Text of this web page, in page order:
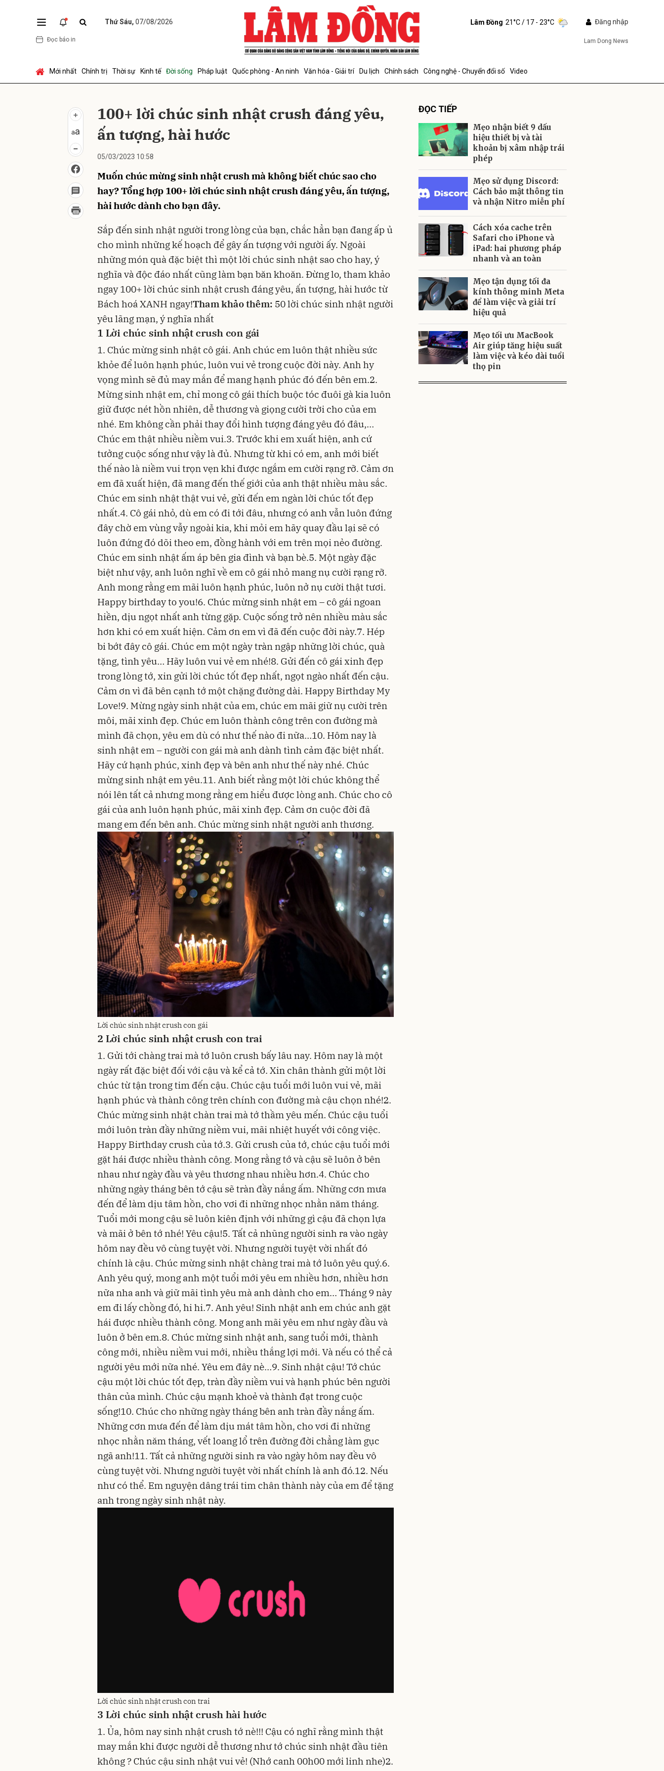
Thứ Sáu, 07/08/2026
Đọc báo in
Lâm Đồng 21°C/ 17 - 23°C Đăng nhập
Lam Dong News
Mới nhất Chính trị Thời sự Kinh tế Đời sống Pháp luật Quốc phòng - An ninh Văn hóa - Giải trí Du lịch Chính sách Công nghệ - Chuyển đổi số Video
100+ lời chúc sinh nhật crush đáng yêu,
ấn tượng, hài hước
05/03/2023 10:58
Muốn chúc mừng sinh nhật crush mà không biết chúc sao cho
hay? Tổng hợp 100+ lời chúc sinh nhật crush đáng yêu, ấn tượng,
hài hước dành cho bạn đây.
Sắp đến sinh nhật người trong lòng của bạn, chắc hẳn bạn đang ấp ủ
cho mình những kế hoạch để gây ấn tượng với người ấy. Ngoài
những món quà đặc biệt thì một lời chúc sinh nhật sao cho hay, ý
nghĩa và độc đáo nhất cũng làm bạn băn khoăn. Đừng lo, tham khảo
ngay 100+ lời chúc sinh nhật crush đáng yêu, ấn tượng, hài hước từ
Bách hoá XANH ngay!Tham khảo thêm: 50lời chúc sinh nhật người
yêu lãng mạn, ý nghĩa nhất
1 Lời chúc sinh nhật crush con gái
1. Chúc mừng sinh nhật cô gái. Anh chúc em luôn thật nhiều sức
khỏe để luôn hạnh phúc, luôn vui vẻ trong cuộc đời này. Anh hy
vọng mình sẽ đủ may mắn để mang hạnh phúc đó đến bên em.2.
Mừng sinh nhật em, chỉ mong cô gái thích buộc tóc đuôi gà kia luôn
giữ được nét hồn nhiên, dễ thương và giọng cười trời cho của em
nhé. Em không cần phải thay đổi hình tượng đáng yêu đó đâu,…
Chúc em thật nhiều niềm vui.3. Trước khi em xuất hiện, anh cứ
tưởng cuộc sống như vậy là đủ. Nhưng từ khi có em, anh mới biết
thế nào là niềm vui trọn vẹn khi được ngắm em cười rạng rỡ. Cảm ơn
em đã xuất hiện, đã mang đến thế giới của anh thật nhiều màu sắc.
Chúc em sinh nhật thật vui vẻ, gửi đến em ngàn lời chúc tốt đẹp
nhất.4. Cô gái nhỏ, dù em có đi tới đâu, nhưng có anh vẫn luôn đứng
đây chờ em vùng vẫy ngoài kia, khi mỏi em hãy quay đầu lại sẽ có
luôn đứng đó dõi theo em, đồng hành với em trên mọi nẻo đường.
Chúc em sinh nhật ấm áp bên gia đình và bạn bè.5. Một ngày đặc
biệt như vậy, anh luôn nghĩ về em cô gái nhỏ mang nụ cười rạng rỡ.
Anh mong rằng em mãi luôn hạnh phúc, luôn nở nụ cười thật tươi.
Happy birthday to you!6. Chúc mừng sinh nhật em – cô gái ngoan
hiền, dịu ngọt nhất anh từng gặp. Cuộc sống trở nên nhiều màu sắc
hơn khi có em xuất hiện. Cảm ơn em vì đã đến cuộc đời này.7. Hép
bi bớt đây cô gái. Chúc em một ngày tràn ngập những lời chúc, quà
tặng, tình yêu… Hãy luôn vui vẻ em nhé!8. Gửi đến cô gái xinh đẹp
trong lòng tớ, xin gửi lời chúc tốt đẹp nhất, ngọt ngào nhất đến cậu.
Cảm ơn vì đã bên cạnh tớ một chặng đường dài. Happy Birthday My
Love!9. Mừng ngày sinh nhật của em, chúc em mãi giữ nụ cười trên
môi, mãi xinh đẹp. Chúc em luôn thành công trên con đường mà
mình đã chọn, yêu em dù có như thế nào đi nữa…10. Hôm nay là
sinh nhật em – người con gái mà anh dành tình cảm đặc biệt nhất.
Hãy cứ hạnh phúc, xinh đẹp và bên anh như thế này nhé. Chúc
mừng sinh nhật em yêu.11. Anh biết rằng một lời chúc không thể
nói lên tất cả nhưng mong rằng em hiểu được lòng anh. Chúc cho cô
gái của anh luôn hạnh phúc, mãi xinh đẹp. Cảm ơn cuộc đời đã
mang em đến bên anh. Chúc mừng sinh nhật người anh thương.
Lời chúc sinh nhật crush con gái
2 Lời chúc sinh nhật crush con trai
1. Gửi tới chàng trai mà tớ luôn crush bấy lâu nay. Hôm nay là một
ngày rất đặc biệt đối với cậu và kể cả tớ. Xin chân thành gửi một lời
chúc từ tận trong tim đến cậu. Chúc cậu tuổi mới luôn vui vẻ, mãi
hạnh phúc và thành công trên chính con đường mà cậu chọn nhé!2.
Chúc mừng sinh nhật chàn trai mà tớ thầm yêu mến. Chúc cậu tuổi
mới luôn tràn đầy những niềm vui, mãi nhiệt huyết với công việc.
Happy Birthday crush của tớ.3. Gửi crush của tớ, chúc cậu tuổi mới
gặt hái được nhiều thành công. Mong rằng tớ và cậu sẽ luôn ở bên
nhau như ngày đầu và yêu thương nhau nhiều hơn.4. Chúc cho
những ngày tháng bên tớ cậu sẽ tràn đầy nắng ấm. Những cơn mưa
đến để làm dịu tâm hồn, cho vơi đi những nhọc nhằn năm tháng.
Tuổi mới mong cậu sẽ luôn kiên định với những gì cậu đã chọn lựa
và mãi ở bên tớ nhé! Yêu cậu!5. Tất cả nhũng người sinh ra vào ngày
hôm nay đều vô cùng tuyệt vời. Nhưng người tuyệt vời nhất đó
chính là cậu. Chúc mừng sinh nhật chàng trai mà tớ luôn yêu quý.6.
Anh yêu quý, mong anh một tuổi mới yêu em nhiều hơn, nhiều hơn
nữa nha anh và giữ mãi tình yêu mà anh dành cho em… Tháng 9 này
em đi lấy chồng đó, hi hi.7. Anh yêu! Sinh nhật anh em chúc anh gặt
hái được nhiều thành công. Mong anh mãi yêu em như ngày đầu và
luôn ở bên em.8. Chúc mừng sinh nhật anh, sang tuổi mới, thành
công mới, nhiều niềm vui mới, nhiều thắng lợi mới. Và nếu có thể cả
người yêu mới nữa nhé. Yêu em đây nè…9. Sinh nhật cậu! Tớ chúc
cậu một lời chúc tốt đẹp, tràn đầy niềm vui và hạnh phúc bên người
thân của mình. Chúc cậu mạnh khoẻ và thành đạt trong cuộc
sống!10. Chúc cho những ngày tháng bên anh tràn đầy nắng ấm.
Những cơn mưa đến để làm dịu mát tâm hồn, cho vơi đi những
nhọc nhằn năm tháng, vết loang lổ trên đường đời chẳng làm gục
ngã anh!11. Tất cả những người sinh ra vào ngày hôm nay đều vô
cùng tuyệt vời. Nhưng người tuyệt vời nhất chính là anh đó.12. Nếu
như có thể. Em nguyện dâng trái tim chân thành này của em để tặng
anh trong ngày sinh nhật này.
Lời chúc sinh nhật crush con trai
3 Lời chúc sinh nhật crush hài hước
1. Ủa, hôm nay sinh nhật crush tớ nè!!! Cậu có nghĩ rằng mình thật
may mắn khi được người dễ thương như tớ chúc sinh nhật đầu tiên
không ? Chúc cậu sinh nhật vui vẻ! (Nhớ canh 00h00 mới linh nhe)2.
ĐỌC TIẾP
Mẹo nhận biết 9 dấu
hiệu thiết bị và tài
khoản bị xâm nhập trái
phép
Mẹo sử dụng Discord:
Cách bảo mật thông tin
và nhận Nitro miễn phí
Cách xóa cache trên
Safari cho iPhone và
iPad: hai phương pháp
nhanh và an toàn
Mẹo tận dụng tối đa
kính thông minh Meta
để làm việc và giải trí
hiệu quả
Mẹo tối ưu MacBook
Air giúp tăng hiệu suất
làm việc và kéo dài tuổi
thọ pin
Gửi bình luận